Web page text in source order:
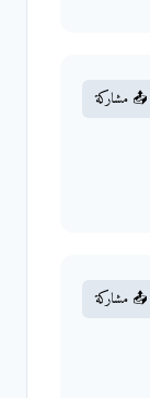
📤 مشاركة
📤 مشاركة